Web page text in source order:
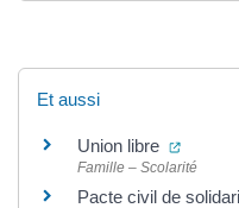
Et aussi
Union libre
Famille – Scolarité
Pacte civil de